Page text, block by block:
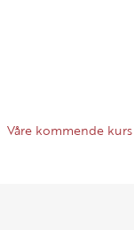
Våre kommende kurs